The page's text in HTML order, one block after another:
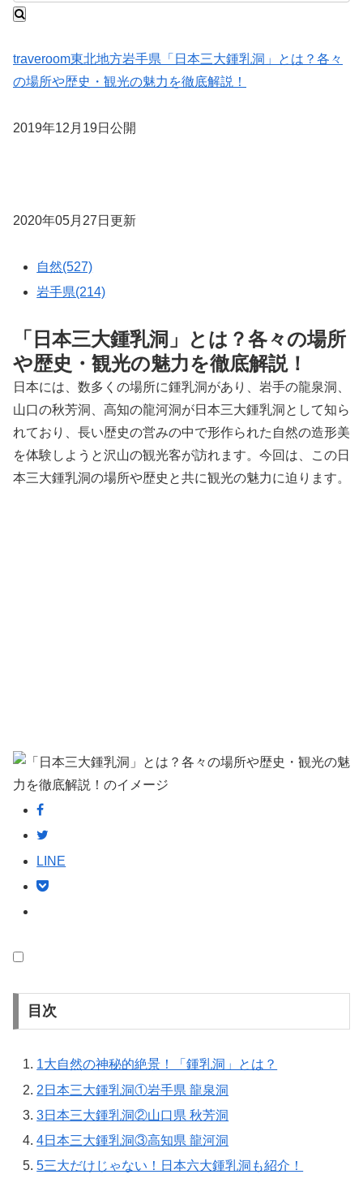
traveroom東北地方岩手県 「日本三大鍾乳洞」とは？各々
の場所や歴史・観光の魅力を徹底解説！
2019年12月19日公開
2020年05月27日更新
自然(527)
岩手県(214)
「日本三大鍾乳洞」とは？各々の場所
や歴史・観光の魅力を徹底解説！
日本には、数多くの場所に鍾乳洞があり、岩手の龍泉洞、
山口の秋芳洞、高知の龍河洞が日本三大鍾乳洞として知ら
れており、長い歴史の営みの中で形作られた自然の造形美
を体験しようと沢山の観光客が訪れます。今回は、この日
本三大鍾乳洞の場所や歴史と共に観光の魅力に迫ります。
LINE
目次
1大自然の神秘的絶景！「鍾乳洞」とは？
2 日本三大鍾乳洞①岩手県 龍泉洞
3日本三大鍾乳洞②山口県 秋芳洞
4日本三大鍾乳洞③高知県 龍河洞
5三大だけじゃない！日本六大鍾乳洞も紹介！